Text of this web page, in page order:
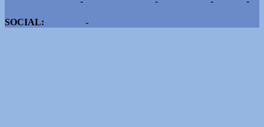
SOCIAL:
-